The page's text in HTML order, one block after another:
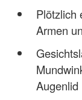
Plötzlich
Armen
Augenlid